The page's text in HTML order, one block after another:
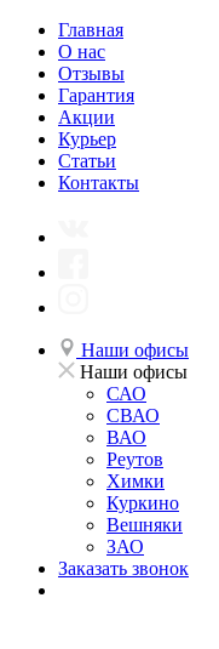
Главная
О нас
Отзывы
Гарантия
Акции
Курьер
Статьи
Контакты
Наши офисы
Наши офисы
САО
СВАО
ВАО
Реутов
Химки
Куркино
Вешняки
ЗАО
Заказать звонок